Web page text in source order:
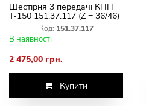
Шестірня 3 передачі КПП
Т-150 151.37.117 (Z = 36/46)
вторинного вала
Код: 151.37.117
В наявності
2 475,00 грн.
Купити